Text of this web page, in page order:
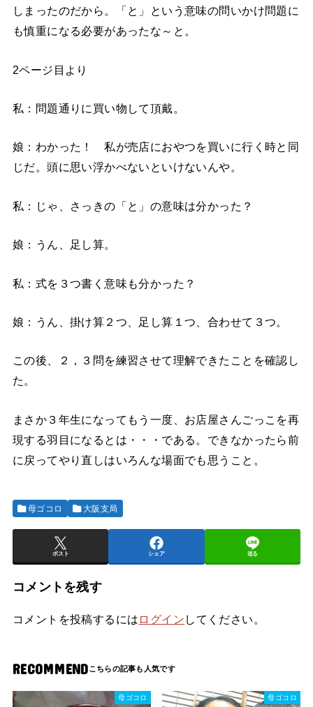
しまったのだから。「と」という意味の問いかけ問題に
も慎重になる必要があったな～と。
2ページ目より
私：問題通りに買い物して頂戴。
娘：わかった！ 私が売店におやつを買いに行く時と同
じだ。頭に思い浮かべないといけないんや。
私：じゃ、さっきの「と」の意味は分かった？
娘：うん、足し算。
私：式を３つ書く意味も分かった？
娘：うん、掛け算２つ、足し算１つ、合わせて３つ。
この後、２，３問を練習させて理解できたことを確認し
た。
まさか３年生になってもう一度、お店屋さんごっこを再
現する羽目になるとは・・・である。できなかったら前
に戻ってやり直しはいろんな場面でも思うこと。
母ゴコロ 大阪支局
ポスト シェア 送る
コメントを残す
コメントを投稿するには ログイン してください。
RECOMMEND
母ゴコロ 母ゴコロ